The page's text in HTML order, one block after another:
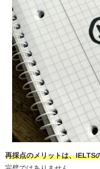
再採点のメリットは、IELTS